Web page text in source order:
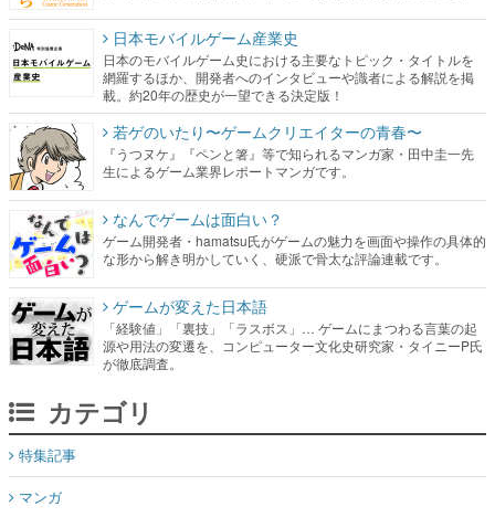
日本モバイルゲーム産業史
日本のモバイルゲーム史における主要なトピック・タイトルを
網羅するほか、開発者へのインタビューや識者による解説を掲
載。約20年の歴史が一望できる決定版！
若ゲのいたり〜ゲームクリエイターの青春〜
『うつヌケ』『ペンと箸』等で知られるマンガ家・田中圭一先
生によるゲーム業界レポートマンガです。
なんでゲームは面白い？
ゲーム開発者・hamatsu氏がゲームの魅力を画面や操作の具体的
な形から解き明かしていく、硬派で骨太な評論連載です。
ゲームが変えた日本語
「経験値」「裏技」「ラスボス」… ゲームにまつわる言葉の起
源や用法の変遷を、コンピューター文化史研究家・タイニーP氏
が徹底調査。
カテゴリ
特集記事
マンガ